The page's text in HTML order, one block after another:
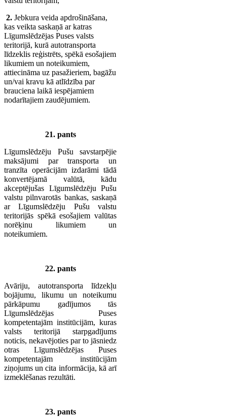
2. Jebkura veida apdrošināšana,
kas veikta saskaņā ar katras
Līgumslēdzējas Puses valsts
teritorijā, kurā autotransporta
līdzeklis reģistrēts, spēkā esošajiem
likumiem un noteikumiem,
attiecināma uz pasažieriem, bagāžu
un/vai kravu kā atlīdzība par
brauciena laikā iespējamiem
nodarītajiem zaudējumiem.
21. pants
Līgumslēdzēju Pušu savstarpējie
maksājumi par transporta un
tranzīta operācijām izdarāmi tādā
konvertējamā valūtā, kādu
akceptējušas Līgumslēdzēju Pušu
valstu pilnvarotās bankas, saskaņā
ar Līgumslēdzēju Pušu valstu
teritorijās spēkā esošajiem valūtas
norēķinu likumiem un
noteikumiem.
22. pants
Avāriju, autotransporta līdzekļu
bojājumu, likumu un noteikumu
pārkāpumu gadījumos tās
Līgumslēdzējas Puses
kompetentajām institūcijām, kuras
valsts teritorijā starpgadījums
noticis, nekavējoties par to jāsniedz
otras Līgumslēdzējas Puses
kompetentajām institūcijām
ziņojums un cita informācija, kā arī
izmeklēšanas rezultāti.
23. pants